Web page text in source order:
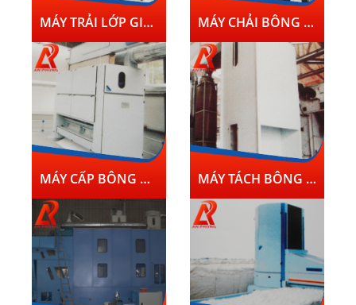
MÁY TRẢI LỚP GIAO NHAU KIÊU W1251A VÀ W1252 MÁY CHẢI BÔNG KIỂU W1201;W1203;W1204
MÁY CẤP BÔNG HỘP BÔNG ÁP SUẤT KHÍ KIỂU W1061B;W1062A MÁY TÁCH BÔNG TRỐNG TRỤC KIM CHẢI KIỂU ZBG041; ZBG042